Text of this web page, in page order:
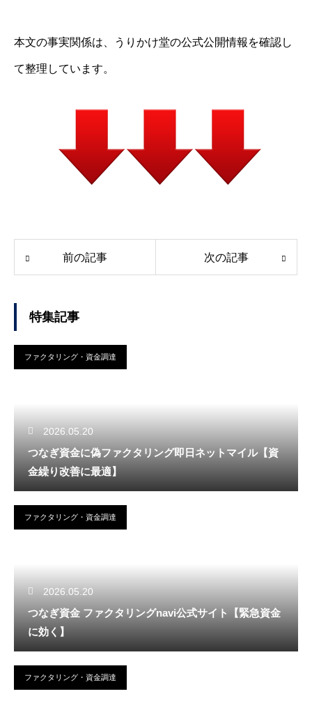
本文の事実関係は、うりかけ堂の公式公開情報を確認し
て整理しています。
前の記事 次の記事
特集記事
ファクタリング・資金調達
2026.05.20
つなぎ資金に偽ファクタリング即日ネットマイル【資
金繰り改善に最適】
ファクタリング・資金調達
2026.05.20
つなぎ資金 ファクタリングnavi公式サイト【緊急資金
に効く】
ファクタリング・資金調達